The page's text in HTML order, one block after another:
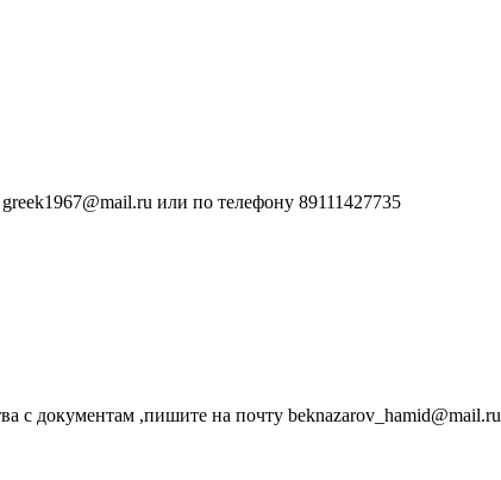
или по телефону 89111427735
с документам ,пишите на почту beknazarov_hamid@mail.ru